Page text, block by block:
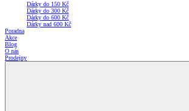
Dárky do 150 Kč
Dárky do 300 Kč
Dárky do 600 Kč
Dárky nad 600 Kč
Poradna
Akce
Blog
O nás
Prodejny